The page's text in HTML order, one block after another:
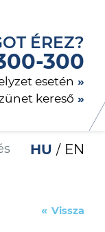
ÉREZ?
300
esetén
kereső
HU EN
Vissza